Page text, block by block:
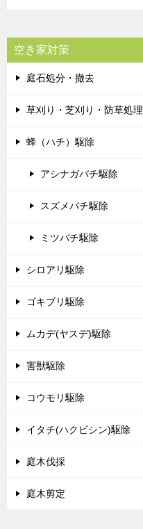
空き家対策
庭石処分・撤去
草刈り・芝刈り・防草処理
蜂（ハチ）駆除
アシナガバチ駆除
スズメバチ駆除
ミツバチ駆除
シロアリ駆除
ゴキブリ駆除
ムカデ(ヤスデ)駆除
害獣駆除
コウモリ駆除
イタチ(ハクビシン)駆除
庭木伐採
庭木剪定